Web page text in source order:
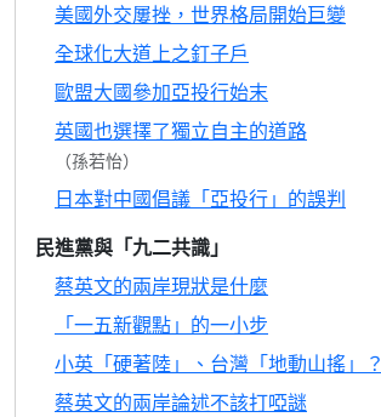
美國外交屢挫，世界格局開始巨變
全球化大道上之釘子戶
歐盟大國參加亞投行始末
英國也選擇了獨立自主的道路
（孫若怡）
日本對中國倡議「亞投行」的誤判
民進黨與「九二共識」
蔡英文的兩岸現狀是什麼
「一五新觀點」的一小步
小英「硬著陸」、台灣「地動山搖」？
蔡英文的兩岸論述不該打啞謎